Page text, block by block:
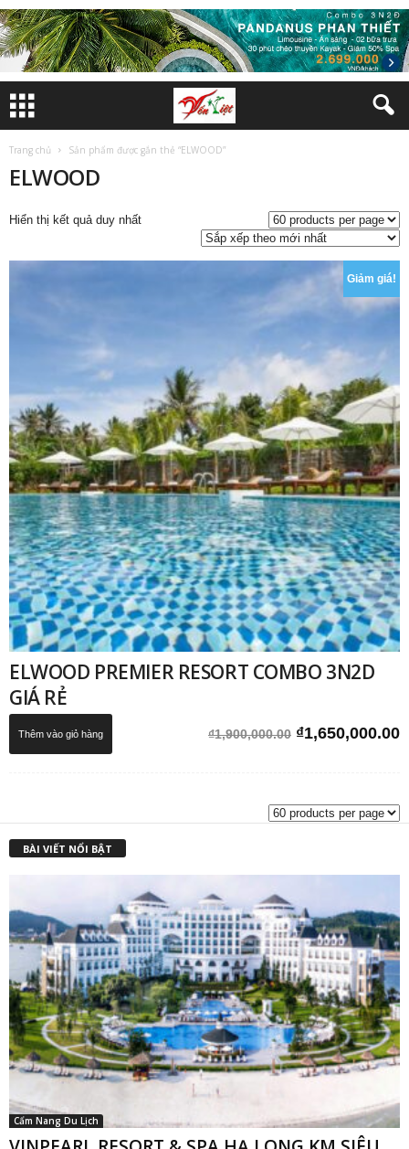
Trang chủ Sản phẩm được gắn thẻ “ELWOOD”
ELWOOD
Hiển thị kết quả duy nhất
Giảm giá!
ELWOOD PREMIER RESORT COMBO 3N2D
GIÁ RẺ
₫1,900,000.00 Giá
₫1,650,000.00
Thêm vào giỏ hàng
BÀI VIẾT NỔI BẬT
Cẩm Nang Du Lịch